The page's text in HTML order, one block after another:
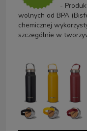
-
wolnych od BPA
chemicznej
szczególnie w